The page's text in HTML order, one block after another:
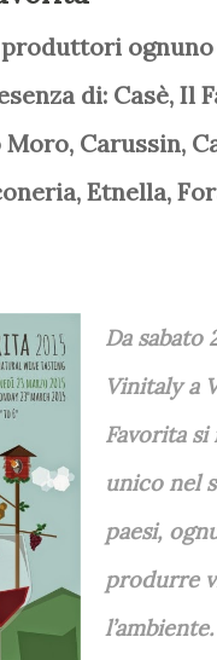
di: Casè, Il
Carussin,
Etnella,
Da sabato
Vinitaly a
Favorita
unico nel
paesi,
produrre
l’ambiente.